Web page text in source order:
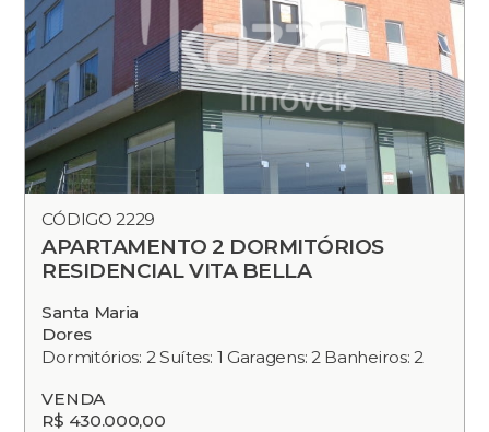
CÓDIGO 2229
APARTAMENTO 2 DORMITÓRIOS
RESIDENCIAL VITA BELLA
Santa Maria
Dores
Dormitórios: 2 Suítes: 1 Garagens: 2 Banheiros: 2
VENDA
R$ 430.000,00